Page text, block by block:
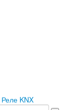
Реле KNX